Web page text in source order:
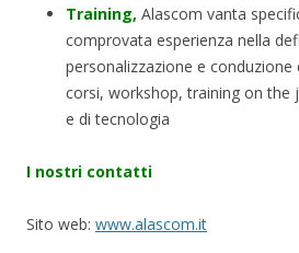
Training, Alascom vanta
comprovata esperienza nella
personalizzazione e
corsi, workshop, training on the
e di tecnologia
I nostri contatti
Sito web: www.alascom.it